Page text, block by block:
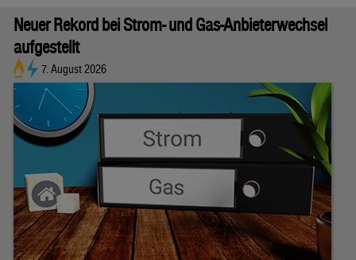
Neuer Rekord bei Strom- und Gas-Anbieterwechsel
aufgestellt
7. August 2026